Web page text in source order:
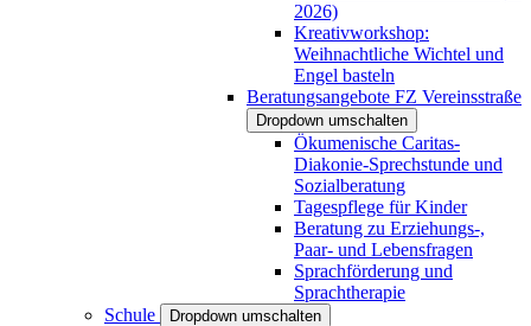
2026)
Kreativworkshop:
Weihnachtliche Wichtel und
Engel basteln
Beratungsangebote FZ Vereinsstraße
Dropdown umschalten
Ökumenische Caritas-
Diakonie-Sprechstunde und
Sozialberatung
Tagespflege für Kinder
Beratung zu Erziehungs-,
Paar- und Lebensfragen
Sprachförderung und
Sprachtherapie
Schule
Dropdown umschalten